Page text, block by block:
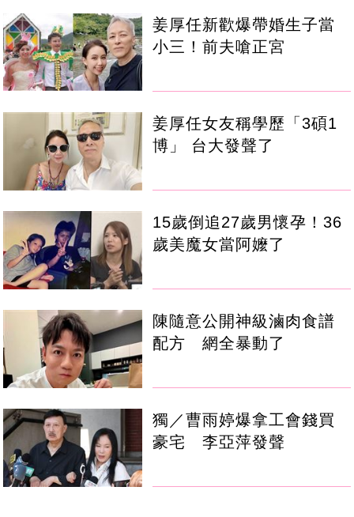
姜厚任新歡爆帶婚生子當
小三！前夫嗆正宮
姜厚任女友稱學歷「3碩1
博」 台大發聲了
15歲倒追27歲男懷孕！36
歲美魔女當阿嬤了
陳隨意公開神級滷肉食譜
配方 網全暴動了
獨／曹雨婷爆拿工會錢買
豪宅 李亞萍發聲